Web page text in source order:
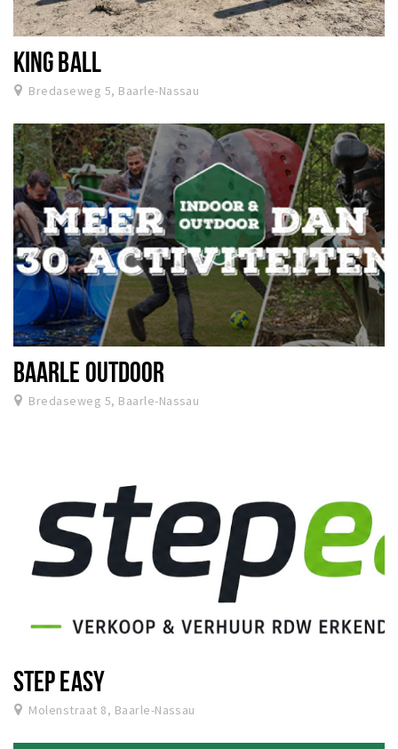
KING BALL
Bredaseweg 5, Baarle-Nassau
BAARLE OUTDOOR
Bredaseweg 5, Baarle-Nassau
STEP EASY
Molenstraat 8, Baarle-Nassau